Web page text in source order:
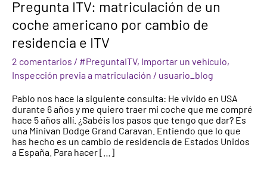
Pregunta ITV: matriculación de un
coche americano por cambio de
residencia e ITV
2 comentarios / #PreguntaITV, Importar un vehículo,
Inspección previa a matriculación / usuario_blog
Pablo nos hace la siguiente consulta: He vivido en USA
durante 6 años y me quiero traer mi coche que me compré
hace 5 años allí. ¿Sabéis los pasos que tengo que dar? Es
una Minivan Dodge Grand Caravan. Entiendo que lo que
has hecho es un cambio de residencia de Estados Unidos
a España. Para hacer […]
ITV:
matriculación
un
coche
americano
por
de
residencia
e
ITV